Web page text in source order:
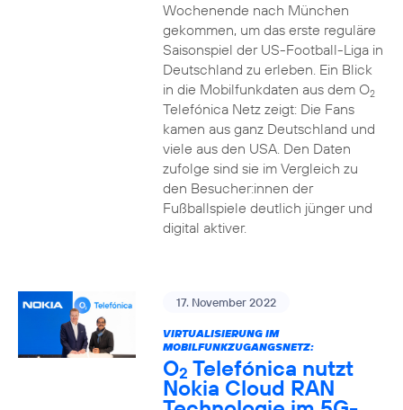
Wochenende nach München
gekommen, um das erste reguläre
Saisonspiel der US-Football-Liga in
Deutschland zu erleben. Ein Blick
in die Mobilfunkdaten aus dem O2
Telefónica Netz zeigt: Die Fans
kamen aus ganz Deutschland und
viele aus den USA. Den Daten
zufolge sind sie im Vergleich zu
den Besucher:innen der
Fußballspiele deutlich jünger und
digital aktiver.
17. November 2022
VIRTUALISIERUNG IM
MOBILFUNKZUGANGSNETZ:
O2 Telefónica nutzt
Nokia Cloud RAN